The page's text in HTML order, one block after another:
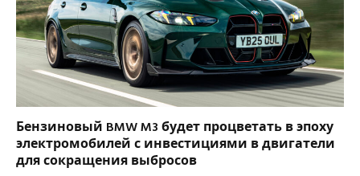
Бензиновый BMW M3 будет процветать в эпоху
электромобилей с инвестициями в двигатели
для сокращения выбросов